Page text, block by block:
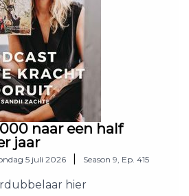
naar een half
jaar
5 juli 2026 Season 9 Ep. 415
hier